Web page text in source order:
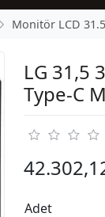
Monitör LCD 31.5
LG 31,5
Type-C
Adet